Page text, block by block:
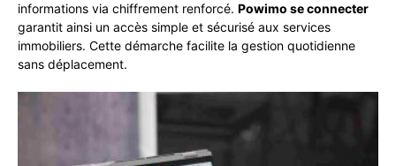
informations via chiffrement renforcé. Powimo se connecter
garantit ainsi un accès simple et sécurisé aux services
immobiliers. Cette démarche facilite la gestion quotidienne
sans déplacement.